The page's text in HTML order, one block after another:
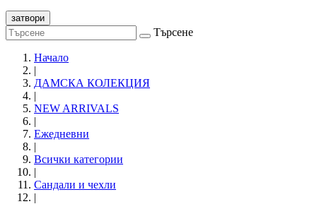
затвори
Търсене
Начало
|
ДАМСКА КОЛЕКЦИЯ
|
NEW ARRIVALS
|
Ежедневни
|
Всички категории
|
Сандали и чехли
|